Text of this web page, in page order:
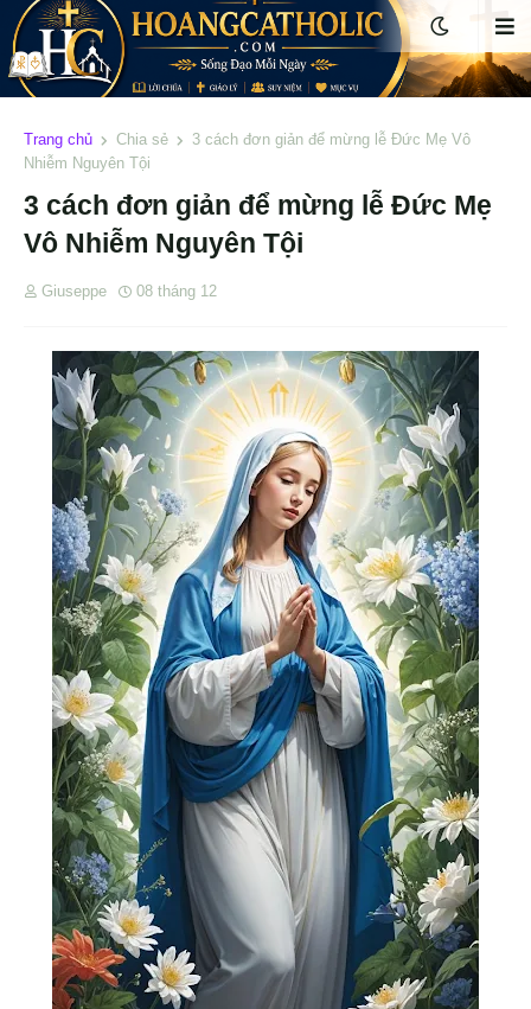
Trang chủ Chia sẻ
3 cách đơn giản để mừng lễ Đức Mẹ Vô
Nhiễm Nguyên Tội
3 cách đơn giản để mừng lễ Đức Mẹ
Vô Nhiễm Nguyên Tội
Giuseppe 08 tháng 12